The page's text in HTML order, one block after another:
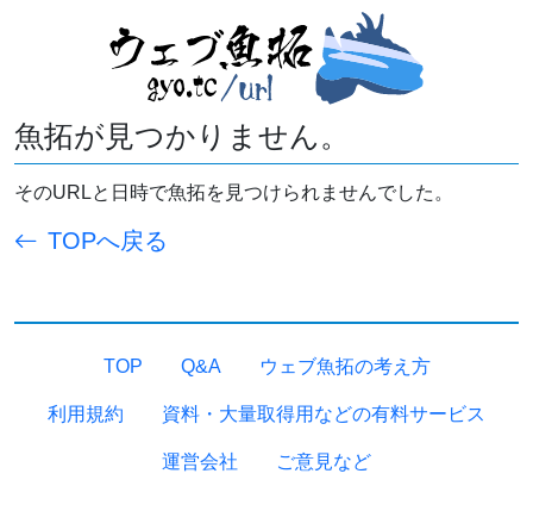
魚拓が見つかりません。
そのURLと日時で魚拓を見つけられませんでした。
TOPへ戻る
TOP Q&A ウェブ魚拓の考え方
利用規約 資料・大量取得用などの有料サービス
運営会社 ご意見など